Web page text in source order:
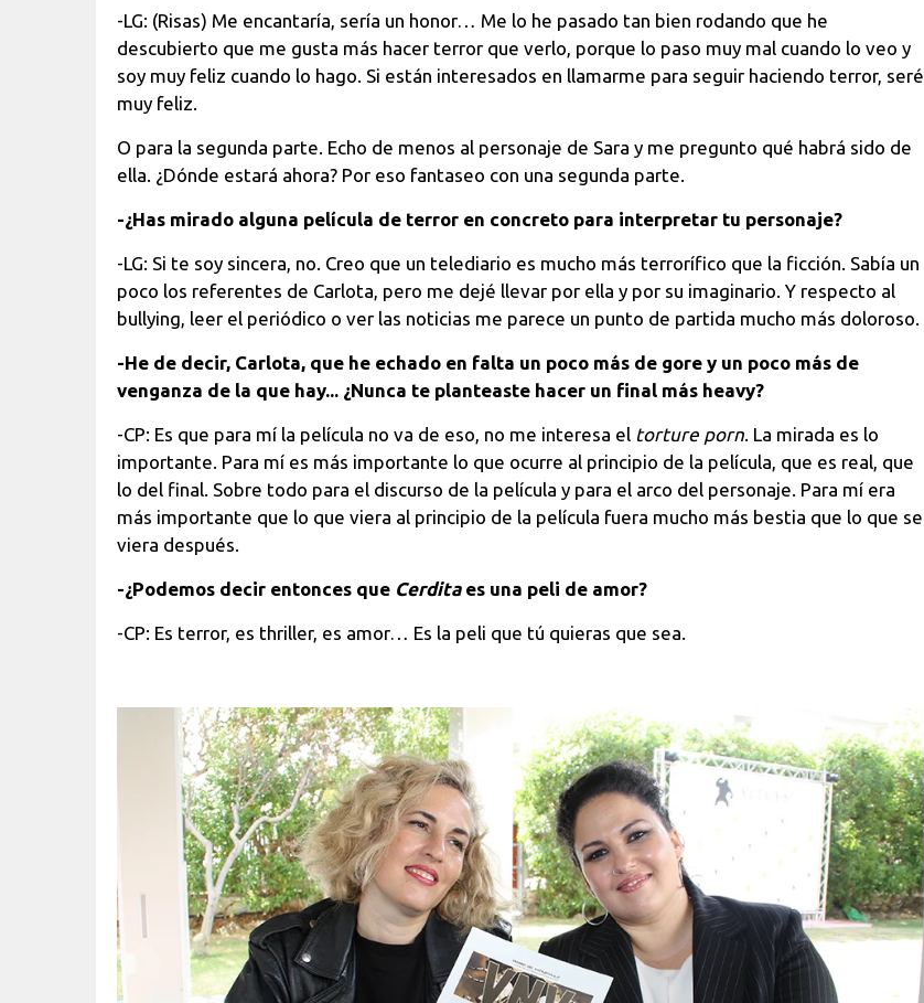
-LG: (Risas) Me encantaría, sería un honor… Me lo he pasado tan bien rodando que he
descubierto que me gusta más hacer terror que verlo, porque lo paso muy mal cuando lo veo y
soy muy feliz cuando lo hago. Si están interesados en llamarme para seguir haciendo terror, seré
muy feliz.
O para la segunda parte. Echo de menos al personaje de Sara y me pregunto qué habrá sido de
ella. ¿Dónde estará ahora? Por eso fantaseo con una segunda parte.
-¿Has mirado alguna película de terror en concreto para interpretar tu personaje?
-LG: Si te soy sincera, no. Creo que un telediario es mucho más terrorífico que la ficción. Sabía un
poco los referentes de Carlota, pero me dejé llevar por ella y por su imaginario. Y respecto al
bullying, leer el periódico o ver las noticias me parece un punto de partida mucho más doloroso.
-He de decir, Carlota, que he echado en falta un poco más de gore y un poco más de
venganza de la que hay... ¿Nunca te planteaste hacer un final más heavy?
-CP: Es que para mí la película no va de eso, no me interesa el torture porn . La mirada es lo
importante. Para mí es más importante lo que ocurre al principio de la película, que es real, que
lo del final. Sobre todo para el discurso de la película y para el arco del personaje. Para mí era
más importante que lo que viera al principio de la película fuera mucho más bestia que lo que se
viera después.
-¿Podemos decir entonces que Cerditaes una peli de amor?
-CP: Es terror, es thriller, es amor… Es la peli que tú quieras que sea.